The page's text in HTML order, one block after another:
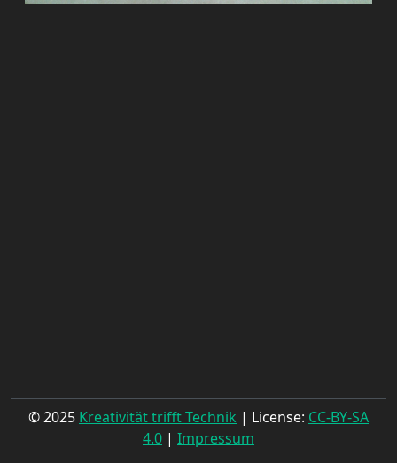
© 2025 Kreativität trifft Technik | License: CC-BY-SA
4.0 | Impressum